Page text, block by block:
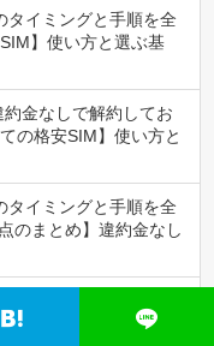
タイミングと手順を全
】使い方と選ぶ基
約金なしで解約してお
の格安SIM】使い方と
タイミングと手順を全
のまとめ】違約金なし
め】違約金なしで解約